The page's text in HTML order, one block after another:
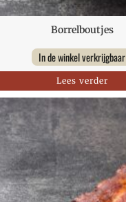
Borrelboutjes
In de winkel verkrijgbaar
Lees verder